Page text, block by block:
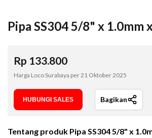
Pipa SS304 5/8" x 1.0mm
Rp 133.800
Harga Loco Surabaya per21 Oktober 2025
HUBUNGI SALES Bagikan
Tentang produk Pipa SS304 5/8" x